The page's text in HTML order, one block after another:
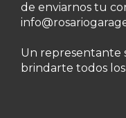
de enviarnos tu
Un representante
brindarte todos